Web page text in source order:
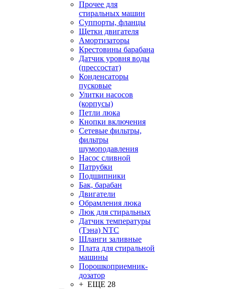
Прочее для
стиральных машин
Суппорты, фланцы
Щетки двигателя
Амортизаторы
Крестовины барабана
Датчик уровня воды
(прессостат)
Конденсаторы
пусковые
Улитки насосов
(корпусы)
Петли люка
Кнопки включения
Сетевые фильтры,
фильтры
шумоподавления
Насос сливной
Патрубки
Подшипники
Бак, барабан
Двигатели
Обрамления люка
Люк для стиральных
Датчик температуры
(Тэна) NTC
Шланги заливные
Плата для стиральной
машины
Порошкоприемник-
дозатор
+ ЕЩЕ 28